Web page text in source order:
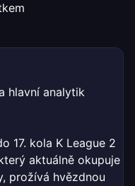
hlavní analytik
17. kola K League 2
aktuálně okupuje
prožívá hvězdnou